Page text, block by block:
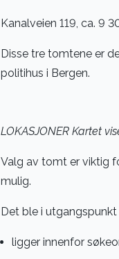
Kanalveien 119, ca. 9
Disse tre tomtene er
politihus i Bergen.
LOKASJONER Kartet
Valg av tomt er viktig
mulig.
Det ble i
ligger innenfor